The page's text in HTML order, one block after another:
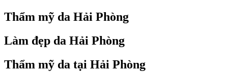
Thẩm mỹ da Hải Phòng
Làm đẹp da Hải Phòng
Thẩm mỹ da tại Hải Phòng